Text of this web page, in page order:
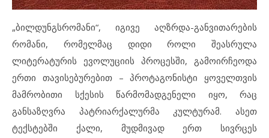
„ბილდუნგსრომანი“, იგივე აღზრდა-განვითარების
რომანი, რომელმაც დიდი როლი შეასრულა
ლიტერატურის ევოლუციის პროცესში, გამოირჩეოდა
ერთი თავისებურებით – პროტაგონისტი ყოველთვის
მამრობითი სქესის წარმომადგენელი იყო, რაც
განსაზღვრა პატრიარქალურმა კულტურამ. ასეთ
ტექსტებში ქალი, მუდმივად ერთ სივრცეს